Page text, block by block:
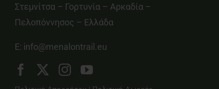
Στεμνίτσα – Γορτυνία – Αρκαδία –
Πελοπόννησος – Ελλάδα
E: info@menalontrail.eu